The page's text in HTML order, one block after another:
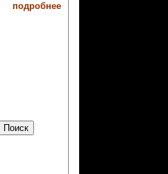
подробнее